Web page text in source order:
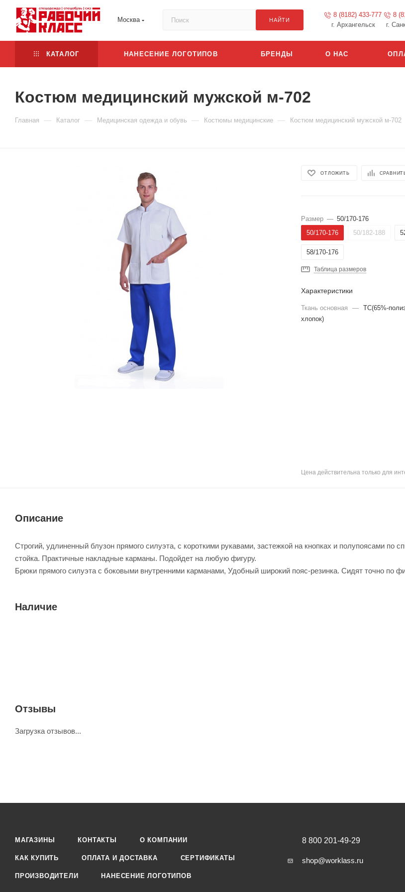
Москва НАЙТИ
8 (8182) 433-777
г. Архангельск
8
г.
КАТАЛОГ НАНЕСЕНИЕ ЛОГОТИПОВ БРЕНДЫ О НАС
Костюм медицинский мужской м-702
Главная — Каталог — Медицинская одежда и обувь — Костюмы медицинские — Костюм медицинский мужской м-702
ОТЛОЖИТЬ
Размер — 50/170-176
50/170-176
50/182-188
58/170-176
Таблица размеров
Характеристики
Ткань основная —
TC(65%-
хлопок)
Цена действительна только для
Описание
Строгий, удлиненный блузон прямого силуэта, с короткими рукавами, застежкой на кнопках и полупоясами по
стойка. Практичные накладные карманы. Подойдет на любую фигуру.
Брюки прямого силуэта с боковыми внутренними карманами, Удобный широкий пояс-резинка. Сидят точно по
Наличие
Отзывы
Загрузка отзывов...
МАГАЗИНЫ КОНТАКТЫ О КОМПАНИИ
КАК КУПИТЬ ОПЛАТА И ДОСТАВКА СЕРТИФИКАТЫ
ПРОИЗВОДИТЕЛИ НАНЕСЕНИЕ ЛОГОТИПОВ
8 800 201-49-29
shop@worklass.ru